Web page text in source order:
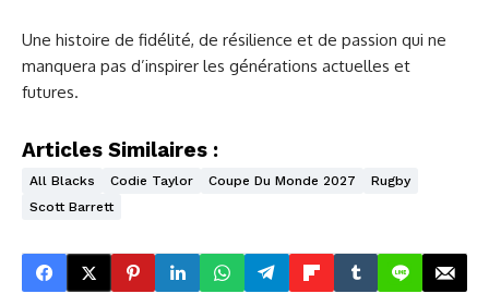
Une histoire de fidélité, de résilience et de passion qui ne
manquera pas d’inspirer les générations actuelles et
futures.
Articles Similaires :
All Blacks Codie Taylor Coupe Du Monde 2027
Rugby
Scott Barrett